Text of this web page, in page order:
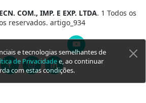
COM., IMP. E EXP. LTDA. 1 Todos os
reservados. artigo_934
e tecnologias semelhantes de
de Privacidadee, ao continuar
com estas condições.